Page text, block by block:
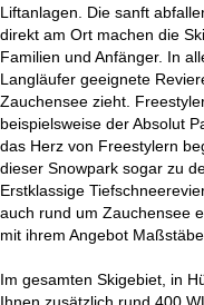
Liftanlagen. Die sanft
direkt am Ort machen die
Familien und Anfänger. In
Langläufer geeignete
Zauchensee zieht.
beispielsweise der Absolut
das Herz von Freestylern
dieser Snowpark sogar zu
Erstklassige
auch rund um Zauchensee
mit ihrem Angebot
Im gesamten Skigebiet, in